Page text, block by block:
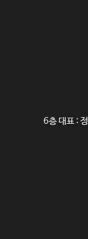
6층 대표 :